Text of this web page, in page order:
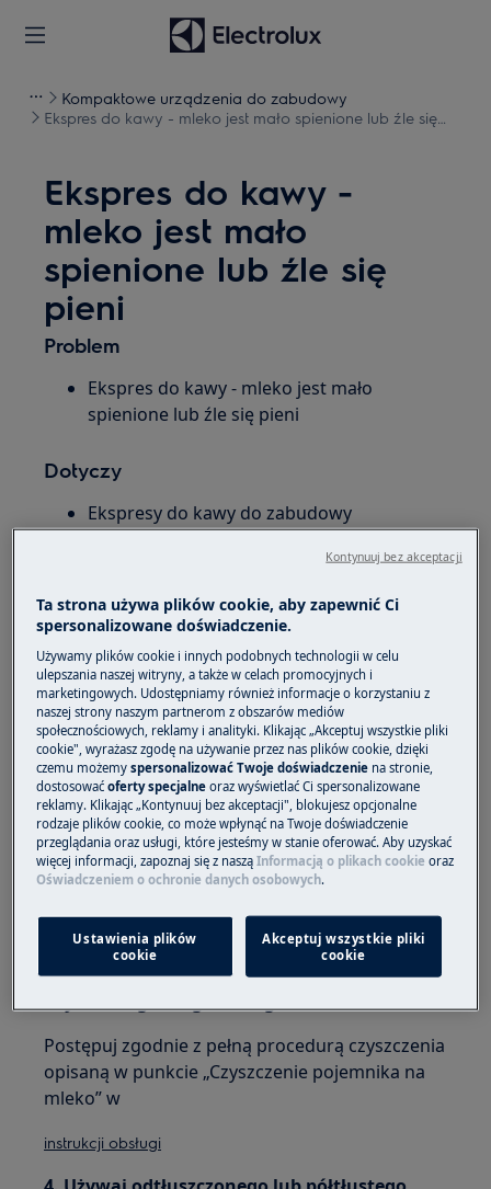
Kompaktowe urządzenia do zabudowy
Ekspres do kawy - mleko jest mało spienione lub źle się
Ekspres do kawy -
mleko jest mało
spienione lub źle się
pieni
Problem
Ekspres do kawy - mleko jest mało
spienione lub źle się pieni
Dotyczy
Ekspresy do kawy do zabudowy
1. Sprawdź, czy w obwodzie nie występują
zestalone pozostałości mleka (najczęstsza
przyczyna problemu):
czasami wystarcza, aby rozpocząć
przygotowywanie „gorącego mleka”,
odczekać co najmniej 15 sekund,
zatrzymać przygotowywanie i postąpić
zgodnie z procesem czyszczenia
2. Upewnij się, że uszczelki dyszy łączącej
pojemnik na mleko z ekspresem są czyste i
3. Wyczyść rurkę dozownika mleka, rurkę
ssącą, pokrętło, pokrywkę pod gorącą wodą z
Postępuj zgodnie z pełną procedurą czyszczenia
opisaną w punkcie „Czyszczenie pojemnika na
mleko” w
instrukcji obsługi
Ta strona używa plików cookie, aby zapewnić Ci
spersonalizowane doświadczenie.
Używamy plików cookie i innych podobnych technologii w celu
ulepszania naszej witryny, a także w celach promocyjnych i
marketingowych. Udostępniamy również informacje o korzystaniu z
naszej strony naszym partnerom z obszarów mediów
społecznościowych, reklamy i analityki. Klikając „Akceptuj wszystkie pliki
cookie", wyrażasz zgodę na używanie przez nas plików cookie, dzięki
czemu możemyspersonalizować Twoje doświadczenie na stronie,
dostosowaćoferty specjalne oraz wyświetlać Ci spersonalizowane
reklamy. Klikając „Kontynuuj bez akceptacji", blokujesz opcjonalne
rodzaje plików cookie, co może wpłynąć na Twoje doświadczenie
przeglądania oraz usługi, które jesteśmy w stanie oferować. Aby uzyskać
więcej informacji, zapoznaj się z nasząInformacją o plikach cookie oraz
Oświadczeniem o ochronie danych osobowych.
Ustawienia plików
cookie
Akceptuj wszystkie pliki
cookie
Kontynuuj bez akceptacji